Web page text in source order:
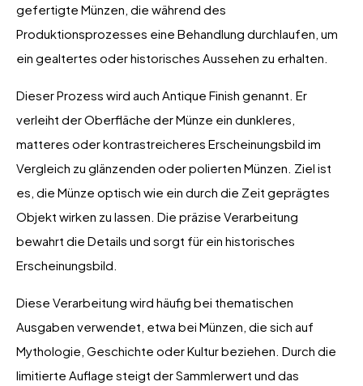
gefertigte Münzen, die während des
Produktionsprozesses eine Behandlung durchlaufen, um
ein gealtertes oder historisches Aussehen zu erhalten.
Dieser Prozess wird auch Antique Finish genannt. Er
verleiht der Oberfläche der Münze ein dunkleres,
matteres oder kontrastreicheres Erscheinungsbild im
Vergleich zu glänzenden oder polierten Münzen. Ziel ist
es, die Münze optisch wie ein durch die Zeit geprägtes
Objekt wirken zu lassen. Die präzise Verarbeitung
bewahrt die Details und sorgt für ein historisches
Erscheinungsbild.
Diese Verarbeitung wird häufig bei thematischen
Ausgaben verwendet, etwa bei Münzen, die sich auf
Mythologie, Geschichte oder Kultur beziehen. Durch die
limitierte Auflage steigt der Sammlerwert und das